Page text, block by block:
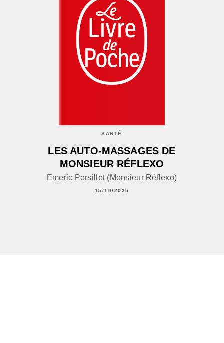
SANTÉ
LES AUTO-MASSAGES DE
MONSIEUR RÉFLEXO
Emeric Persillet (Monsieur Réflexo)
15/10/2025